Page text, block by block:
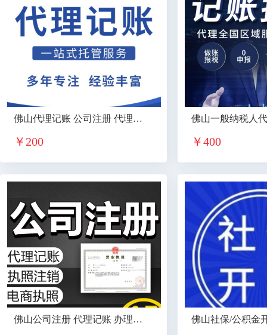
佛山代理记账 公司注册 代理记账 工商变更 法人变更
￥ 200 ￥400
佛山公司注册 代理记账 办理营业执照 变更公司 财税服务